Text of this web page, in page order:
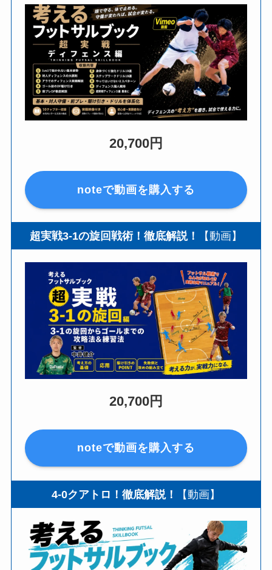
20,700円
noteで動画を購入する
超実戦3-1の旋回戦術！徹底解説！ 【動画】
20,700円
noteで動画を購入する
4-0クアトロ！徹底解説！ 【動画】